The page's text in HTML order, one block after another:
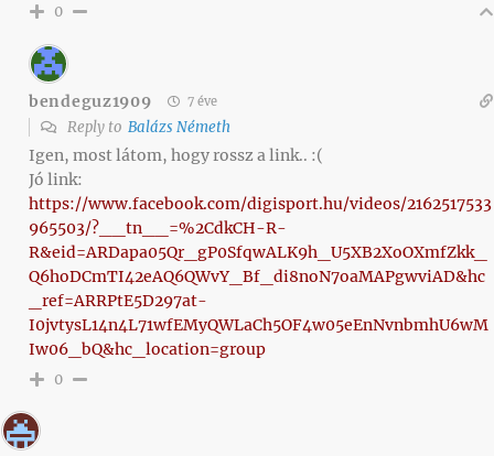
0
bendeguz1909 7 éve
Reply to Balázs Németh
Igen, most látom, hogy rossz a link.. :(
Jó link:
https://www.facebook.com/digisport.hu/videos/2162517533
965503/?__tn__=%2CdkCH-R-
R&eid=ARDapa05Qr_gP0SfqwALK9h_U5XB2XoOXmfZkk_
Q6hoDCmTI42eAQ6QWvY_Bf_di8noN7oaMAPgwviAD&hc
_ref=ARRPtE5D297at-
I0jvtysL14n4L71wfEMyQWLaCh5OF4w05eEnNvnbmhU6wM
Iw06_bQ&hc_location=group
0